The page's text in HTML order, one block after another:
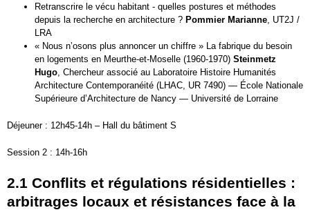
Retranscrire le vécu habitant - quelles postures et méthodes
depuis la recherche en architecture ? Pommier Marianne , UT2J /
LRA
« Nous n’osons plus annoncer un chiffre » La fabrique du besoin
en logements en Meurthe-et-Moselle (1960-1970) Steinmetz
Hugo , Chercheur associé au Laboratoire Histoire Humanités
Architecture Contemporanéité (LHAC, UR 7490) — École Nationale
Supérieure d’Architecture de Nancy — Université de Lorraine
Déjeuner : 12h45-14h – Hall du bâtiment S
Session 2 : 14h-16h
2.1 Conflits et régulations résidentielles :
arbitrages locaux et résistances face à la